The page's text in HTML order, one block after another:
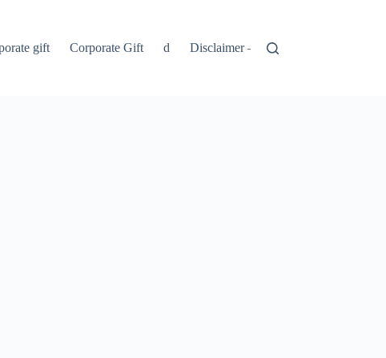
gift Corporate Gift d Disclaimer – Penolakan